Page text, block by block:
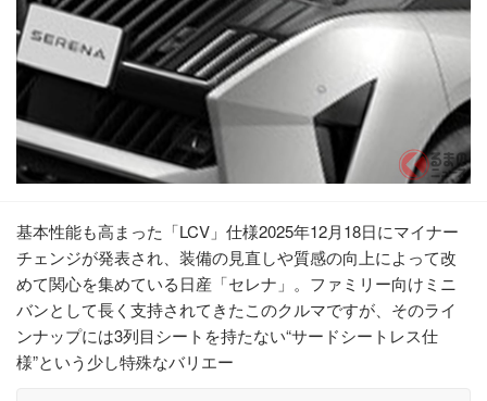
基本性能も高まった「LCV」仕様2025年12月18日にマイナー
チェンジが発表され、装備の見直しや質感の向上によって改
めて関心を集めている日産「セレナ」。ファミリー向けミニ
バンとして長く支持されてきたこのクルマですが、そのライ
ンナップには3列目シートを持たない“サードシートレス仕
様”という少し特殊なバリエー